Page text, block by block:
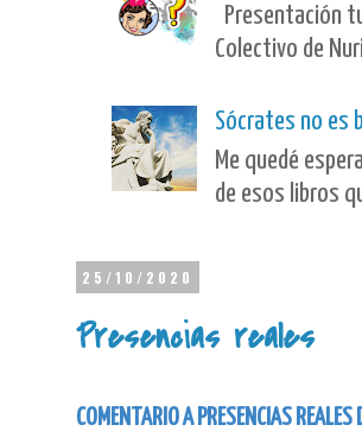
Presentación
Colectivo de
Sócrates no es
Me quedé
de esos libros
25/10/2020
Presencias reales
COMENTARIO A PRESENCIAS